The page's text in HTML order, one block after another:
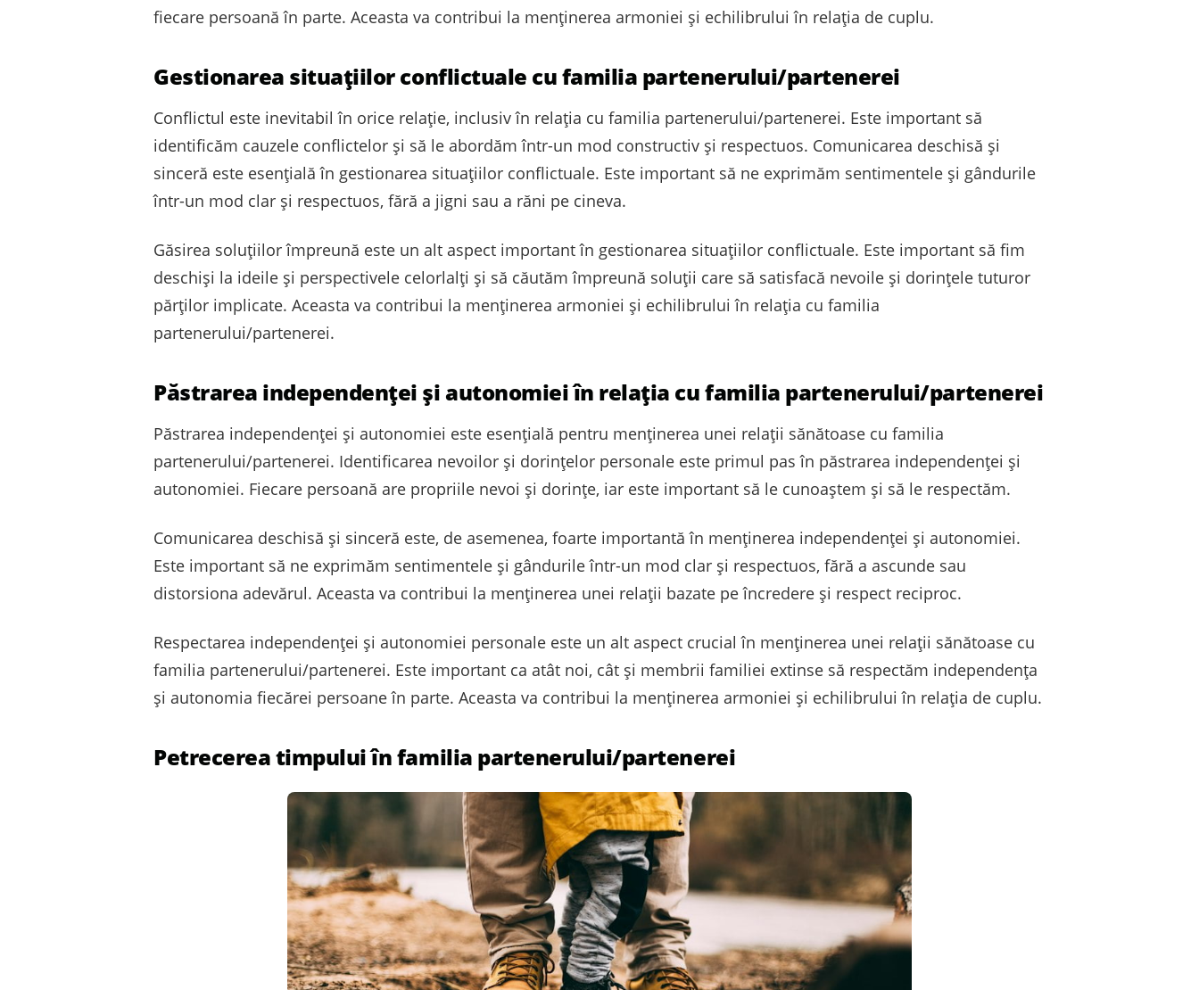
fiecare persoană în parte. Aceasta va contribui la menținerea armoniei și echilibrului în relația de cuplu.
Gestionarea situațiilor conflictuale cu familia partenerului/partenerei
Conflictul este inevitabil în orice relație, inclusiv în relația cu familia partenerului/partenerei. Este important să
identificăm cauzele conflictelor și să le abordăm într-un mod constructiv și respectuos. Comunicarea deschisă și
sinceră este esențială în gestionarea situațiilor conflictuale. Este important să ne exprimăm sentimentele și gândurile
într-un mod clar și respectuos, fără a jigni sau a răni pe cineva.
Găsirea soluțiilor împreună este un alt aspect important în gestionarea situațiilor conflictuale. Este important să fim
deschiși la ideile și perspectivele celorlalți și să căutăm împreună soluții care să satisfacă nevoile și dorințele tuturor
părților implicate. Aceasta va contribui la menținerea armoniei și echilibrului în relația cu familia
partenerului/partenerei.
Păstrarea independenței și autonomiei în relația cu familia partenerului/partenerei
Păstrarea independenței și autonomiei este esențială pentru menținerea unei relații sănătoase cu familia
partenerului/partenerei. Identificarea nevoilor și dorințelor personale este primul pas în păstrarea independenței și
autonomiei. Fiecare persoană are propriile nevoi și dorințe, iar este important să le cunoaștem și să le respectăm.
Comunicarea deschisă și sinceră este, de asemenea, foarte importantă în menținerea independenței și autonomiei.
Este important să ne exprimăm sentimentele și gândurile într-un mod clar și respectuos, fără a ascunde sau
distorsiona adevărul. Aceasta va contribui la menținerea unei relații bazate pe încredere și respect reciproc.
Respectarea independenței și autonomiei personale este un alt aspect crucial în menținerea unei relații sănătoase cu
familia partenerului/partenerei. Este important ca atât noi, cât și membrii familiei extinse să respectăm independența
și autonomia fiecărei persoane în parte. Aceasta va contribui la menținerea armoniei și echilibrului în relația de cuplu.
Petrecerea timpului în familia partenerului/partenerei